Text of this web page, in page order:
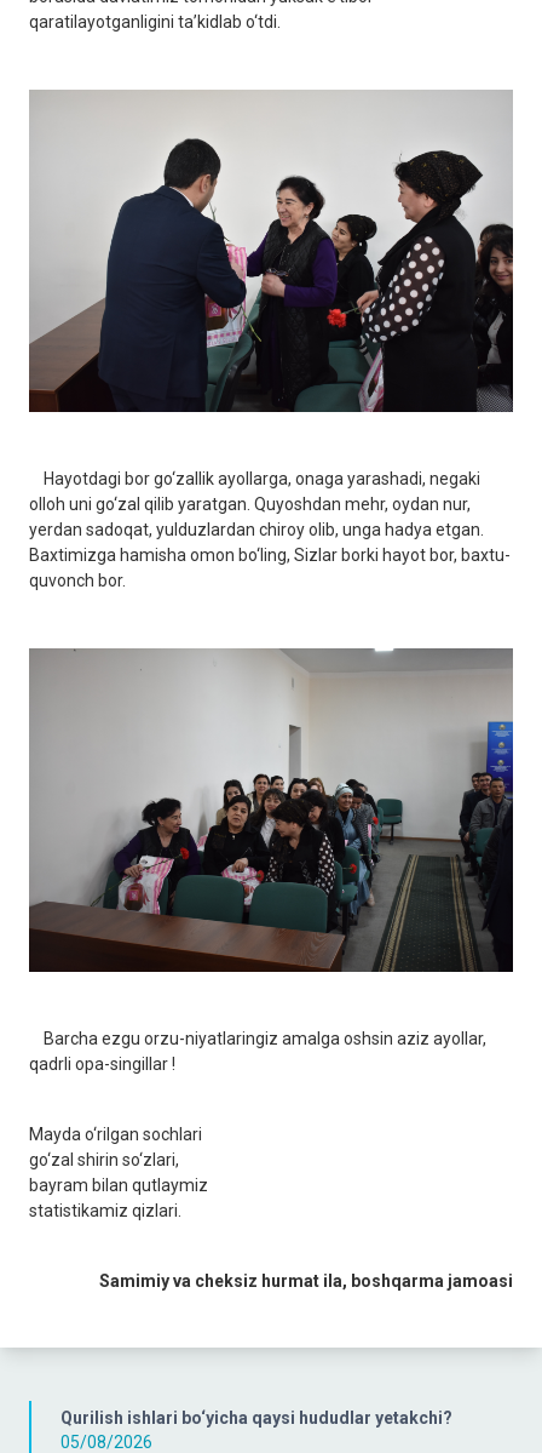
Qurilish ishlari bo‘yicha qaysi hududlar yetakchi?
05/08/2026
qaratilayotganligini ta’kidlab o‘tdi.
Hayotdagi bor go‘zallik ayollarga, onaga yarashadi, negaki
olloh uni go‘zal qilib yaratgan. Quyoshdan mehr, oydan nur,
yerdan sadoqat, yulduzlardan chiroy olib, unga hadya etgan.
Baxtimizga hamisha omon bo‘ling, Sizlar borki hayot bor, baxtu-
quvonch bor.
Barcha ezgu orzu-niyatlaringiz amalga oshsin aziz ayollar,
qadrli opa-singillar !
Mayda o‘rilgan sochlari
go‘zal shirin so‘zlari,
bayram bilan qutlaymiz
statistikamiz qizlari.
Samimiy va cheksiz hurmat ila, boshqarma jamoasi